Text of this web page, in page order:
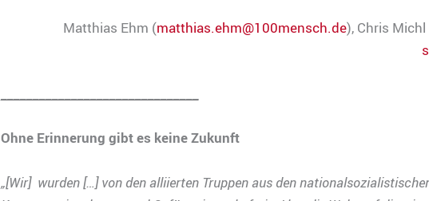
Matthias Ehm (matthias.ehm@100mensch.de), Chris Michl
Ohne Erinnerung gibt es keine Zukunft
„[Wir] wurden […] von den alliierten Truppen aus den